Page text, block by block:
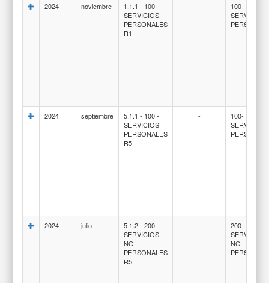
2024 noviembre
1.1.1 - 100 -
SERVICIOS
PERSONALES
R1
-
100-
SERVICIOS
2024 septiembre
5.1.1 - 100 -
SERVICIOS
PERSONALES
R5
-
100-
SERVICIOS
2024 julio
5.1.2 - 200 -
SERVICIOS
NO
PERSONALES
R5
-
200-
SERVICIOS
NO